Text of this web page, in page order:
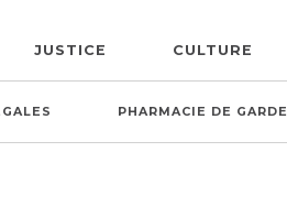
JUSTICE CULTURE
PHARMACIE DE GARDE